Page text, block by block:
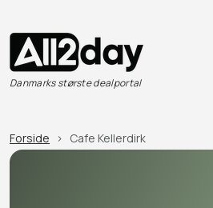
Danmarks største dealportal
Forside Cafe Kellerdirk